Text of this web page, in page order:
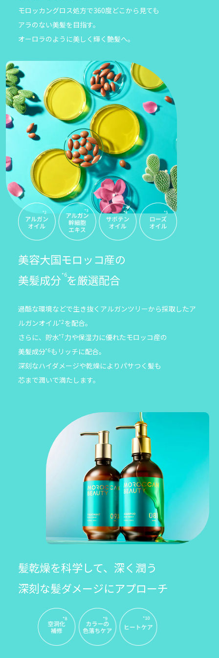
モロッカングロス処方で360度どこから見ても
アラのない美髪を目指す。
オーロラのように美しく輝く艶髪へ。
美容大国モロッコ産の
美髪成分*6を厳選配合
過酷な環境などで生き抜くアルガンツリーから採取したア
ルガンオイル*2を配合。
さらに、貯水*7 力や保湿力に優れたモロッコ産の
美髪成分*6もリッチに配合。
深刻なハイダメージや乾燥によりパサつく髪も
芯まで潤いで満たします。
髪乾燥を科学して、深く潤う
深刻な髪ダメージにアプローチ